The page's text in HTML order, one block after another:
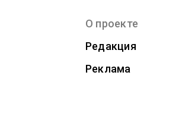
О проекте
Редакция
Реклама